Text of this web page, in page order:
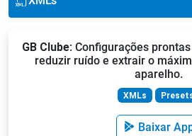
GB Clube: Configurações
reduzir ruído e extrair o
aparelho.
XMLs
Baixar